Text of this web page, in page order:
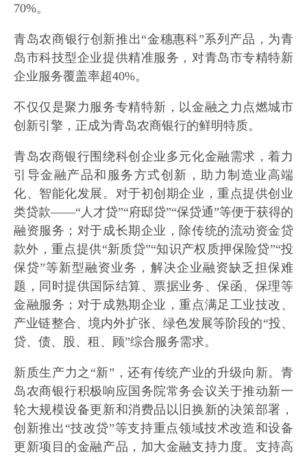
70%。
青岛农商银行创新推出“金穗惠科”系列产品，为青
岛市科技型企业提供精准服务，对青岛市专精特新
企业服务覆盖率超40%。
不仅仅是聚力服务专精特新，以金融之力点燃城市
创新引擎，正成为青岛农商银行的鲜明特质。
青岛农商银行围绕科创企业多元化金融需求，着力
引导金融产品和服务方式创新，助力制造业高端
化、智能化发展。对于初创期企业，重点提供创业
类贷款——“人才贷”“府邸贷”“保贷通”等便于获得的
融资服务；对于成长期企业，除传统的流动资金贷
款外，重点提供“新质贷”“知识产权质押保险贷”“投
保贷”等新型融资业务，解决企业融资缺乏担保难
题，同时提供国际结算、票据业务、保函、保理等
金融服务；对于成熟期企业，重点满足工业技改、
产业链整合、境内外扩张、绿色发展等阶段的“投、
贷、债、股、租、顾”综合服务需求。
新质生产力之“新”，还有传统产业的升级向新。青
岛农商银行积极响应国务院常务会议关于推动新一
轮大规模设备更新和消费品以旧换新的决策部署，
创新推出“技改贷”等支持重点领域技术改造和设备
更新项目的金融产品，加大金融支持力度。支持高